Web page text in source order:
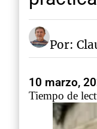
Por:
10 marzo,
Tiempo de